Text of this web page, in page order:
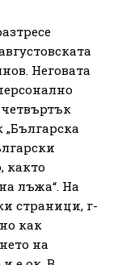
Неговата
както
лъжа“. На
страници, г-
как
на